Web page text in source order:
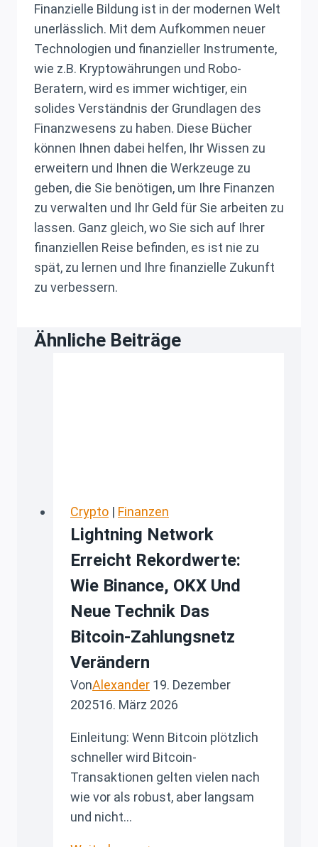
Finanzielle Bildung ist in der modernen Welt
unerlässlich. Mit dem Aufkommen neuer
Technologien und finanzieller Instrumente,
wie z.B. Kryptowährungen und Robo-
Beratern, wird es immer wichtiger, ein
solides Verständnis der Grundlagen des
Finanzwesens zu haben. Diese Bücher
können Ihnen dabei helfen, Ihr Wissen zu
erweitern und Ihnen die Werkzeuge zu
geben, die Sie benötigen, um Ihre Finanzen
zu verwalten und Ihr Geld für Sie arbeiten zu
lassen. Ganz gleich, wo Sie sich auf Ihrer
finanziellen Reise befinden, es ist nie zu
spät, zu lernen und Ihre finanzielle Zukunft
zu verbessern.
Ähnliche Beiträge
Crypto | Finanzen
Lightning Network
Erreicht Rekordwerte:
Wie Binance, OKX Und
Neue Technik Das
Bitcoin-Zahlungsnetz
Verändern
VonAlexander 19. Dezember
202516. März 2026
Einleitung: Wenn Bitcoin plötzlich
schneller wird Bitcoin-
Transaktionen gelten vielen nach
wie vor als robust, aber langsam
und nicht…